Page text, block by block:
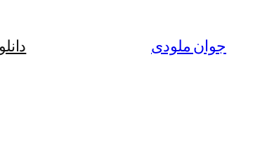
جوان ملودی